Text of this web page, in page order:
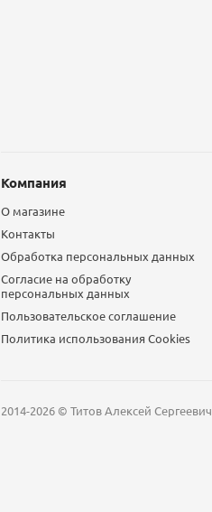
Компания
О магазине
Контакты
Обработка персональных данных
Согласие на обработку
персональных данных
Пользовательское соглашение
Политика использования Сookies
2014-2026 © Титов Алексей Сергеевич